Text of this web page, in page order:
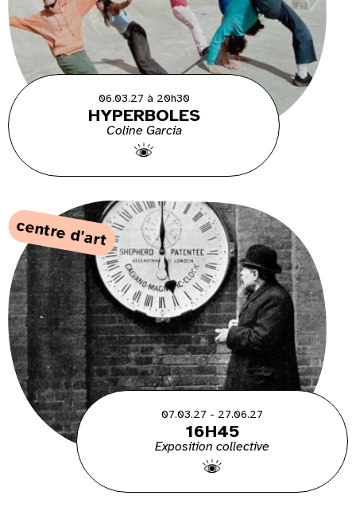
06.03.27 à 20h30
HYPERBOLES
Coline Garcia
centre d'art
07.03.27 - 27.06.27
16H45
Exposition collective